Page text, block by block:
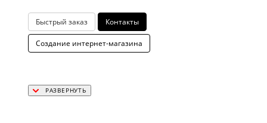
Быстрый заказ Контакты
Создание интернет-магазина